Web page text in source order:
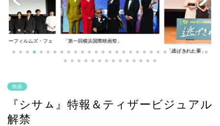
アーフィルムズ・フェ 「第一回横浜国際映画祭」
「逃げきれた夢」
映画
『シサㇺ』特報＆ティザービジュアル
解禁